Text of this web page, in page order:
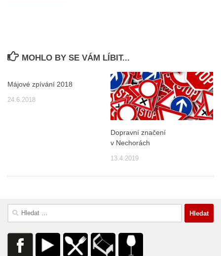
MOHLO BY SE VÁM LÍBIT...
Májové zpívání 2018
24.6.2018
Dopravní značení
v Nechorách
13.4.2019
Vyhledávání